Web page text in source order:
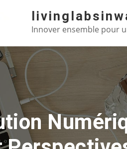
Innover ensemble pour